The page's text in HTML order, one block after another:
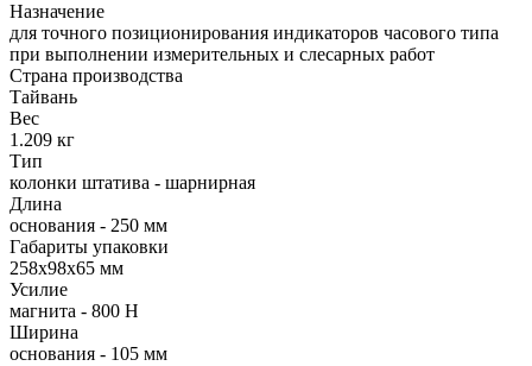
Назначение
для точного позиционирования индикаторов часового типа
при выполнении измерительных и слесарных работ
Страна производства
Тайвань
Вес
1.209 кг
Тип
колонки штатива - шарнирная
Длина
основания - 250 мм
Габариты упаковки
258х98х65 мм
Усилие
магнита - 800 Н
Ширина
основания - 105 мм